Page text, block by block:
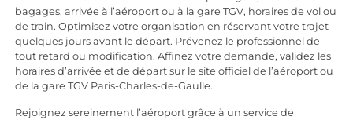
bagages, arrivée à l’aéroport ou à la gare TGV, horaires de vol ou
de train. Optimisez votre organisation en réservant votre trajet
quelques jours avant le départ. Prévenez le professionnel de
tout retard ou modification. Affinez votre demande, validez les
horaires d’arrivée et de départ sur le site officiel de l’aéroport ou
de la gare TGV Paris-Charles-de-Gaulle.
Rejoignez sereinement l’aéroport grâce à un service de